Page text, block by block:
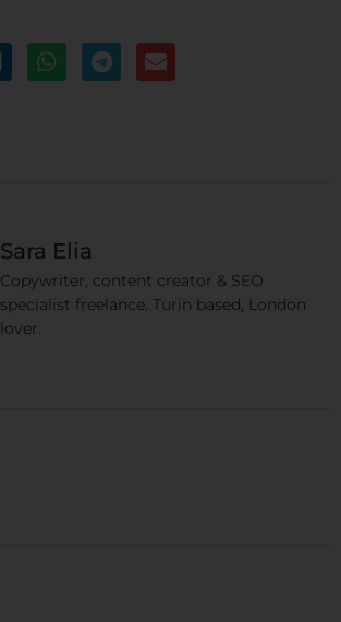
Sara Elia
Copywriter, content creator & SEO
specialist freelance. Turin based, London
lover.